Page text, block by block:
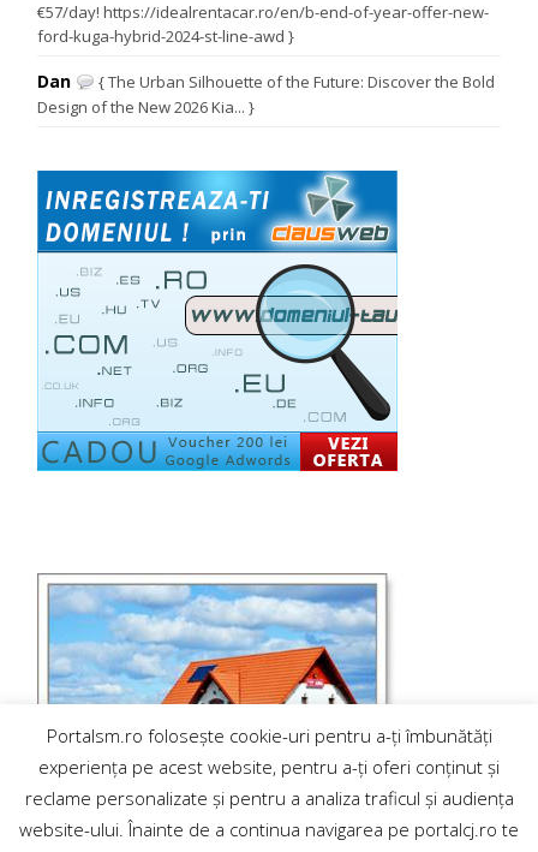
€57/day! https://idealrentacar.ro/en/b-end-of-year-offer-new-
ford-kuga-hybrid-2024-st-line-awd }
Dan
{ The Urban Silhouette of the Future: Discover the Bold
Design of the New 2026 Kia... }
Portalsm.ro folosește cookie-uri pentru a-ți îmbunătăți
experiența pe acest website, pentru a-ți oferi conținut și
reclame personalizate și pentru a analiza traficul și audiența
website-ului. Înainte de a continua navigarea pe portalcj.ro te